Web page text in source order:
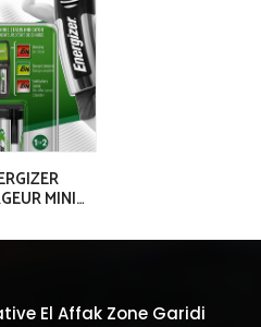
MINI
El Affak Zone Garidi